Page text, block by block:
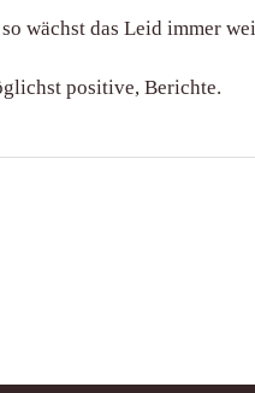
wächst das Leid immer
positive, Berichte.